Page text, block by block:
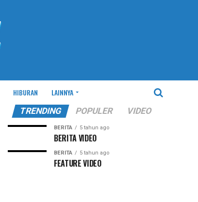
HIBURAN LAINNYA
TRENDING POPULER VIDEO
BERITA 5 tahun ago
BERITA VIDEO
BERITA 5 tahun ago
FEATURE VIDEO